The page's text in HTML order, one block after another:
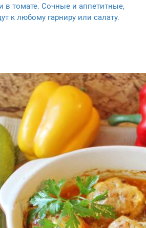
в томате. Сочные и аппетитные,
к любому гарниру или салату.